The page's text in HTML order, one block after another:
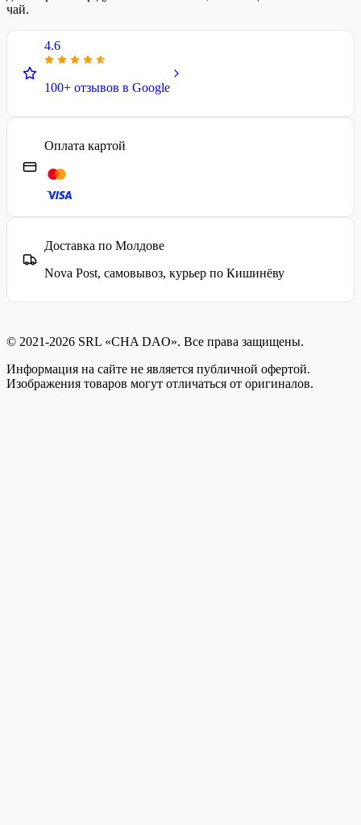
чай.
4.6
100+ отзывов в Google
Оплата картой
Доставка по Молдове
Nova Post, самовывоз, курьер по Кишинёву
© 2021-2026 SRL «CHA DAO». Все права защищены.
Информация на сайте не является публичной офертой.
Изображения товаров могут отличаться от оригиналов.